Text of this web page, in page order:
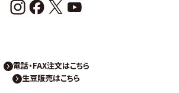
電話・FAX注文はこちら
生豆販売はこちら